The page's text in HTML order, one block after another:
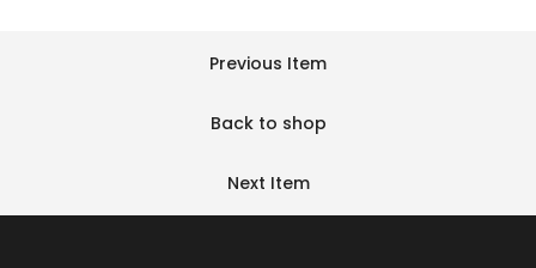
Previous Item
Back to shop
Next Item